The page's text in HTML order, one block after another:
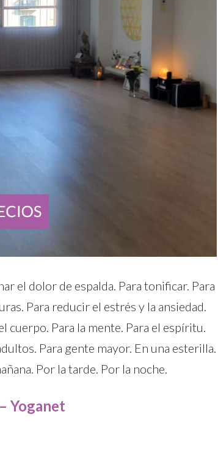
el dolor de espalda. Para tonificar. Para
Para reducir el estrés y la ansiedad.
cuerpo. Para la mente. Para el espíritu.
Para gente mayor. En una esterilla.
Por la tarde. Por la noche.
Yoganet